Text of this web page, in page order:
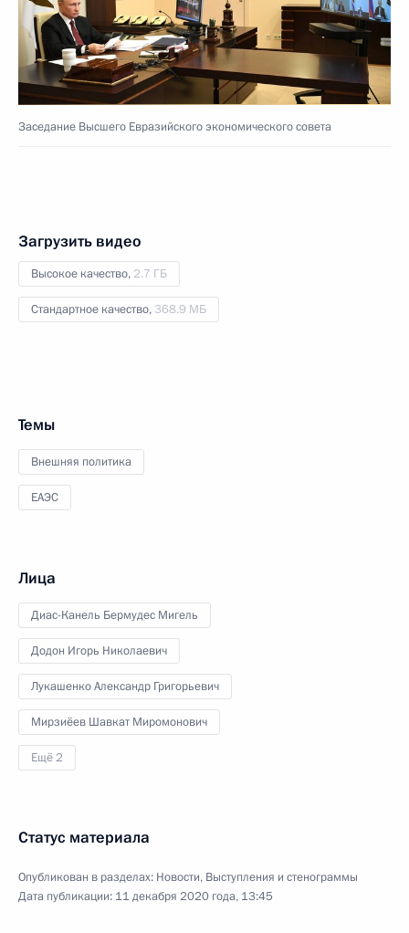
Заседание Высшего Евразийского экономического совета
Загрузить видео
Высокое качество, 2.7 ГБ
Стандартное качество, 368.9 МБ
Темы
Внешняя политика
ЕАЭС
Лица
Диас-Канель Бермудес Мигель
Додон Игорь Николаевич
Лукашенко Александр Григорьевич
Мирзиёев Шавкат Миромонович
Ещё 2
Статус материала
Опубликован в разделах: Новости, Выступления и стенограммы
Дата публикации: 11 декабря 2020 года, 13:45